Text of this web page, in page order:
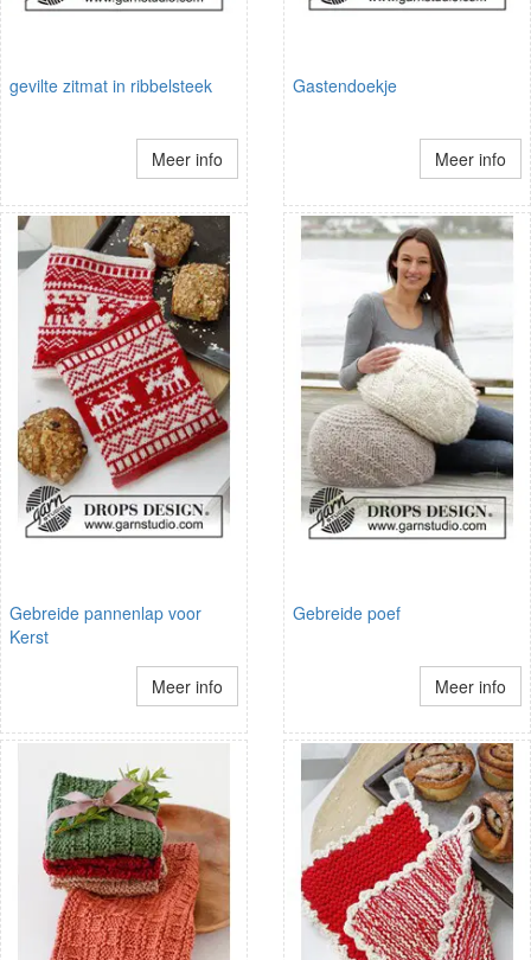
gevilte zitmat in ribbelsteek
Meer info
Gastendoekje
Meer info
Gebreide pannenlap voor
Kerst
Meer info
Gebreide poef
Meer info